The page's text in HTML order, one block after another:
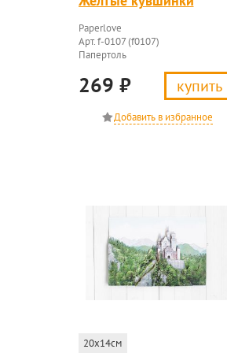
Paperlove
Арт. f-0107 (f0107)
Папертоль
269 ₽ купить
20x14см